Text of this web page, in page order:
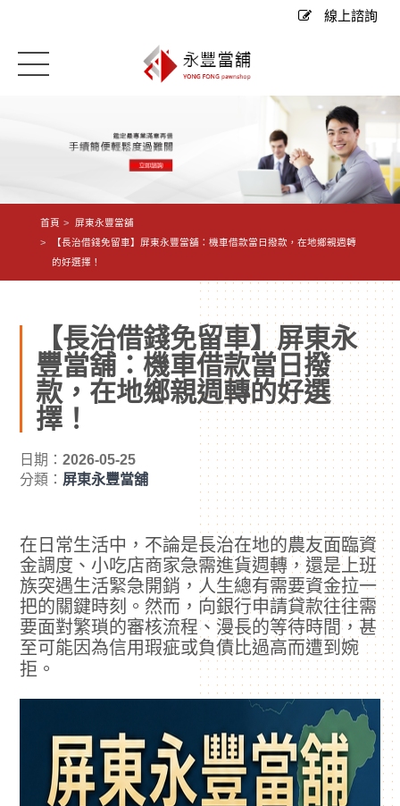
線上諮詢
首頁
屏東永豐當舖
【長治借錢免留車】屏東永豐當舖：機車借款當日撥款，在地鄉親週轉
的好選擇！
【長治借錢免留車】屏東永
豐當舖：機車借款當日撥
款，在地鄉親週轉的好選
擇！
日期：2026-05-25
分類： 屏東永豐當舖
在日常生活中，不論是長治在地的農友面臨資
金調度、小吃店商家急需進貨週轉，還是上班
族突遇生活緊急開銷，人生總有需要資金拉一
把的關鍵時刻。然而，向銀行申請貸款往往需
要面對繁瑣的審核流程、漫長的等待時間，甚
至可能因為信用瑕疵或負債比過高而遭到婉
拒。